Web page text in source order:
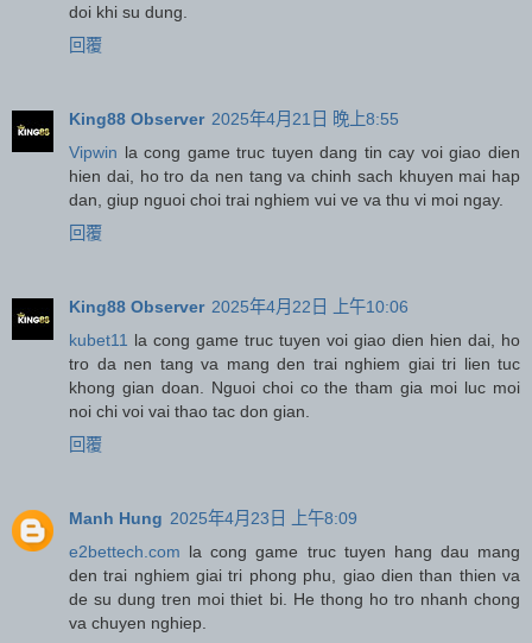
doi khi su dung.
回覆
King88 Observer 2025年4月21日 晚上8:55
Vipwin la cong game truc tuyen dang tin cay voi giao dien
hien dai, ho tro da nen tang va chinh sach khuyen mai hap
dan, giup nguoi choi trai nghiem vui ve va thu vi moi ngay.
回覆
King88 Observer 2025年4月22日 上午10:06
kubet11 la cong game truc tuyen voi giao dien hien dai, ho
tro da nen tang va mang den trai nghiem giai tri lien tuc
khong gian doan. Nguoi choi co the tham gia moi luc moi
noi chi voi vai thao tac don gian.
回覆
Manh Hung 2025年4月23日 上午8:09
e2bettech.com la cong game truc tuyen hang dau mang
den trai nghiem giai tri phong phu, giao dien than thien va
de su dung tren moi thiet bi. He thong ho tro nhanh chong
va chuyen nghiep.